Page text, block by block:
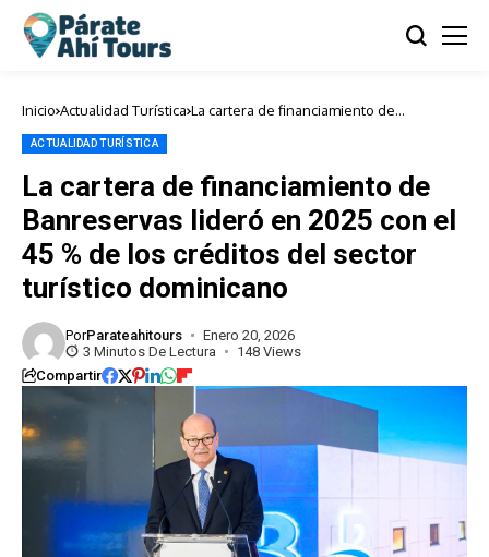
Inicio Actualidad Turística La cartera de financiamiento de
ACTUALIDAD TURÍSTICA
La cartera de financiamiento de
Banreservas lideró en 2025 con el
45 % de los créditos del sector
turístico dominicano
PorParateahitours
Enero 20, 2026
3 Minutos De Lectura
148 Views
Compartir